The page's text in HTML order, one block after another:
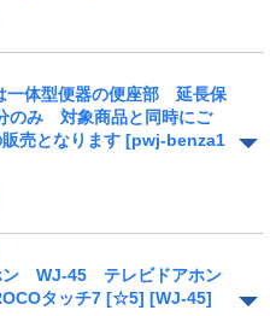
一体型便器の便座部 延長保
み 対象商品と同時にご
売となります [pwj-benza1
ン WJ-45 テレビドアホン
タッチ7 [☆5] [WJ-45]